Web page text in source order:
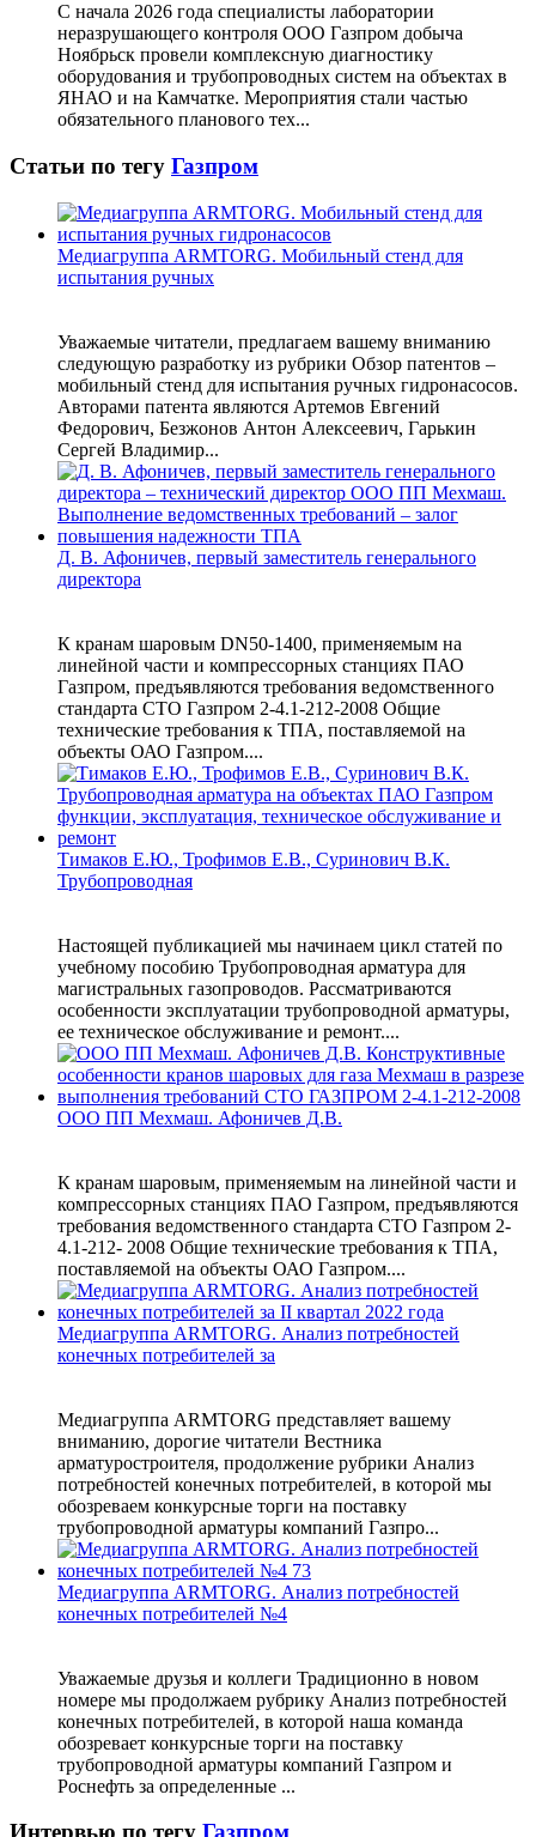
С начала 2026 года специалисты лаборатории
неразрушающего контроля ООО Газпром добыча
Ноябрьск провели комплексную диагностику
оборудования и трубопроводных систем на объектах в
ЯНАО и на Камчатке. Мероприятия стали частью
обязательного планового тех...
Статьи по тегу Газпром
Медиагруппа ARMTORG. Мобильный стенд для
испытания ручных
Уважаемые читатели, предлагаем вашему вниманию
следующую разработку из рубрики Обзор патентов –
мобильный стенд для испытания ручных гидронасосов.
Авторами патента являются Артемов Евгений
Федорович, Безжонов Антон Алексеевич, Гарькин
Сергей Владимир...
Д. В. Афоничев, первый заместитель генерального
директора
К кранам шаровым DN50-1400, применяемым на
линейной части и компрессорных станциях ПАО
Газпром, предъявляются требования ведомственного
стандарта СТО Газпром 2-4.1-212-2008 Общие
технические требования к ТПА, поставляемой на
объекты ОАО Газпром....
Тимаков Е.Ю., Трофимов Е.В., Суринович В.К.
Трубопроводная
Настоящей публикацией мы начинаем цикл статей по
учебному пособию Трубопроводная арматура для
магистральных газопроводов. Рассматриваются
особенности эксплуатации трубопроводной арматуры,
ее техническое обслуживание и ремонт....
ООО ПП Мехмаш. Афоничев Д.В.
К кранам шаровым, применяемым на линейной части и
компрессорных станциях ПАО Газпром, предъявляются
требования ведомственного стандарта СТО Газпром 2-
4.1-212- 2008 Общие технические требования к ТПА,
поставляемой на объекты ОАО Газпром....
Медиагруппа ARMTORG. Анализ потребностей
конечных потребителей за
Медиагруппа ARMTORG представляет вашему
вниманию, дорогие читатели Вестника
арматуростроителя, продолжение рубрики Анализ
потребностей конечных потребителей, в которой мы
обозреваем конкурсные торги на поставку
трубопроводной арматуры компаний Газпро...
Медиагруппа ARMTORG. Анализ потребностей
конечных потребителей №4
Уважаемые друзья и коллеги Традиционно в новом
номере мы продолжаем рубрику Анализ потребностей
конечных потребителей, в которой наша команда
обозревает конкурсные торги на поставку
трубопроводной арматуры компаний Газпром и
Роснефть за определенные ...